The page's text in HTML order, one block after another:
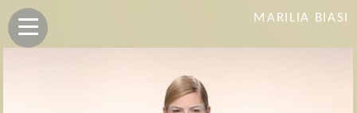
MARILIA BIASI